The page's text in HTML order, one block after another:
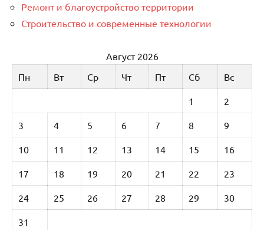
Ремонт и благоустройство территории
Строительство и современные технологии
Август 2026
Пн
Вт Ср Чт Пт Сб Вс
1 2
3 4 5 6 7 8 9
10 11 12 13 14 15 16
17 18 19 20 21 22 23
24 25 26 27 28 29 30
31